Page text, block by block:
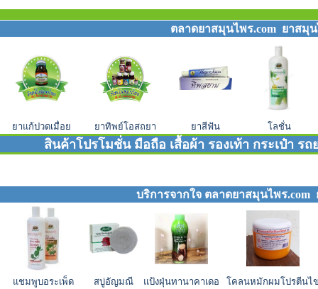
ตลาดยาสมุนไพร.com ยาสมุ
ยาแก้ปวดเมื่อย ยาทิพย์โอสถยา ยาสีฟัน โลชั่น
สินค้าโปรโมชั่น มือถือ เสื้อผ้า รองเท้า กระเป๋า
บริการจากใจ ตลาดยาสมุนไพร
แชมพูบอระเพ็ด
สบู่อัญมณี
แป้งฝุ่นทานาคาเดอ
โคลนหมักผมโปรตีนไ